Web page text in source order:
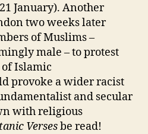
January). Another
two weeks later
of Muslims –
male – to protest
Islamic
provoke a wider racist
and secular
with religious
Versesbe read!